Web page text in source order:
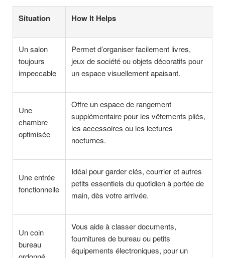
Situation How It Helps
Un salon
toujours
impeccable
Permet d’organiser facilement livres,
jeux de société ou objets décoratifs pour
un espace visuellement apaisant.
Une
chambre
optimisée
Offre un espace de rangement
supplémentaire pour les vêtements pliés,
les accessoires ou les lectures
nocturnes.
Une entrée
fonctionnelle
Idéal pour garder clés, courrier et autres
petits essentiels du quotidien à portée de
main, dès votre arrivée.
Un coin
bureau
Vous aide à classer documents,
fournitures de bureau ou petits
équipements électroniques, pour un